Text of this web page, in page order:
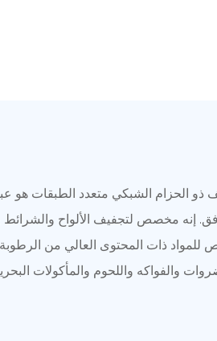
ذو الحزام الشبكي متعدد الطبقات
إنه مخصص لتجفيف الألواح والشرائط
ذات المحتوى العالي من الرطوبة
والفواكه واللحوم والمأكولات